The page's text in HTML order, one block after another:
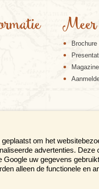
Meer
Magazine
om het
advertenties. Deze
uw gegevens
alleen de functionele en